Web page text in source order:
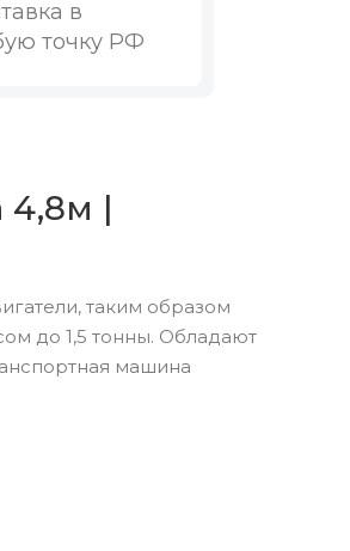
в
точку РФ
4,8м |
таким образом
до 1,5 тонны. Обладают
машина